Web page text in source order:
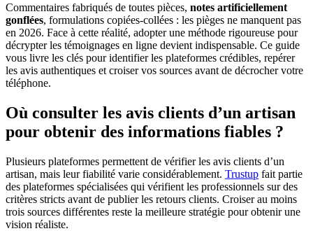
Commentaires fabriqués de toutes pièces, notes artificiellement
gonflées, formulations copiées-collées : les pièges ne manquent pas
en 2026. Face à cette réalité, adopter une méthode rigoureuse pour
décrypter les témoignages en ligne devient indispensable. Ce guide
vous livre les clés pour identifier les plateformes crédibles, repérer
les avis authentiques et croiser vos sources avant de décrocher votre
téléphone.
Où consulter les avis clients d’un artisan
pour obtenir des informations fiables ?
Plusieurs plateformes permettent de vérifier les avis clients d’un
artisan, mais leur fiabilité varie considérablement. Trustup fait partie
des plateformes spécialisées qui vérifient les professionnels sur des
critères stricts avant de publier les retours clients. Croiser au moins
trois sources différentes reste la meilleure stratégie pour obtenir une
vision réaliste.